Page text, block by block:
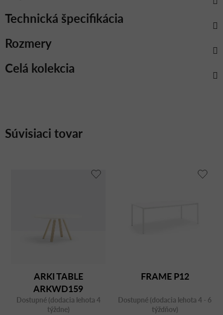
Celá kolekcia
Rozmery
Technická špecifikácia
Súvisiaci tovar
ARKI TABLE
ARKWD159
Dostupné (dodacia lehota 4
týždne)
FRAME P12
Dostupné (dodacia lehota 4 - 6
týždňov)